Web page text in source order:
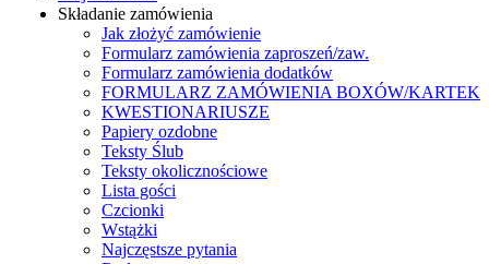
Składanie zamówienia
Jak złożyć zamówienie
Formularz zamówienia zaproszeń/zaw.
Formularz zamówienia dodatków
FORMULARZ ZAMÓWIENIA BOXÓW/KARTEK
KWESTIONARIUSZE
Papiery ozdobne
Teksty Ślub
Teksty okolicznościowe
Lista gości
Czcionki
Wstążki
Najczęstsze pytania